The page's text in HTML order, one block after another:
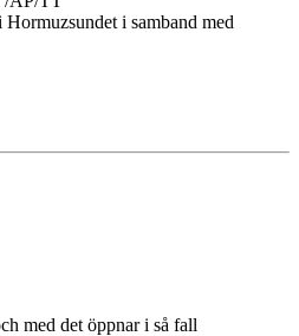
i samband med
med det öppnar i så fall